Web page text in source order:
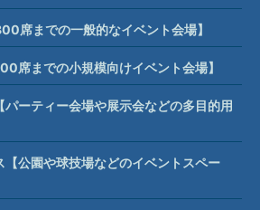
席までの一般的なイベント会場】
席までの小規模向けイベント会場】
パーティー会場や展示会などの多目的用
【公園や球技場などのイベントスペー